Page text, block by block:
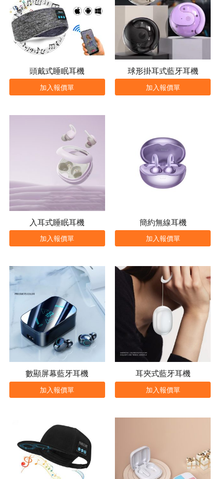
頭戴式睡眠耳機
加入報價單
球形掛耳式藍牙耳機
加入報價單
入耳式睡眠耳機
加入報價單
簡約無線耳機
加入報價單
數顯屏幕藍牙耳機
加入報價單
耳夾式藍牙耳機
加入報價單